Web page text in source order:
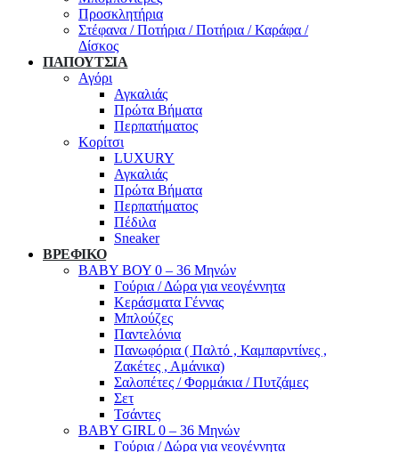
Προσκλητήρια
Στέφανα / Ποτήρια / Ποτήρια / Καράφα /
Δίσκος
ΠΑΠΟΥΤΣΙΑ
Αγόρι
Αγκαλιάς
Πρώτα Βήματα
Περπατήματος
Κορίτσι
LUXURY
Αγκαλιάς
Πρώτα Βήματα
Περπατήματος
Πέδιλα
Sneaker
ΒΡΕΦΙΚΟ
ΒΑΒΥ ΒΟΥ 0 – 36 Μηνών
Γούρια / Δώρα για νεογέννητα
Κεράσματα Γέννας
Μπλούζες
Παντελόνια
Πανωφόρια ( Παλτό , Καμπαρντίνες ,
Ζακέτες , Αμάνικα)
Σαλοπέτες / Φορμάκια / Πυτζάμες
Σετ
Τσάντες
BABY GIRL 0 – 36 Μηνών
Γούρια / Δώρα για νεογέννητα